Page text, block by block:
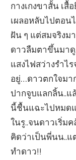
กางเกงขาสั้น เสื้
เผลอหลับไปตอน
ฝัน ๆ แต่สมจริงม
ดาวลืมตาขึ้นมาดู
แสงไฟสว่างรำไ
อยู่…ดาวตกใจมา
ปากจูบแลกลิ้น..แ
นี้ชื้นแฉะไปหมดแ
ในรู..จนดาวเริ่ม
คิดว่าเป็นพี่นน..แ
ทำดาว!!